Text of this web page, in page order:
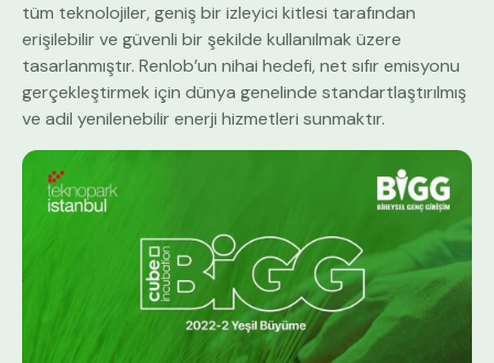
tüm teknolojiler, geniş bir izleyici kitlesi tarafından
erişilebilir ve güvenli bir şekilde kullanılmak üzere
tasarlanmıştır. Renlob’un nihai hedefi, net sıfır emisyonu
gerçekleştirmek için dünya genelinde standartlaştırılmış
ve adil yenilenebilir enerji hizmetleri sunmaktır.